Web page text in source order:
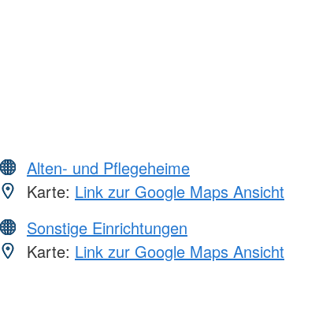
Alten- und Pflegeheime
Karte: Link zur Google Maps Ansicht
Sonstige Einrichtungen
Karte: Link zur Google Maps Ansicht